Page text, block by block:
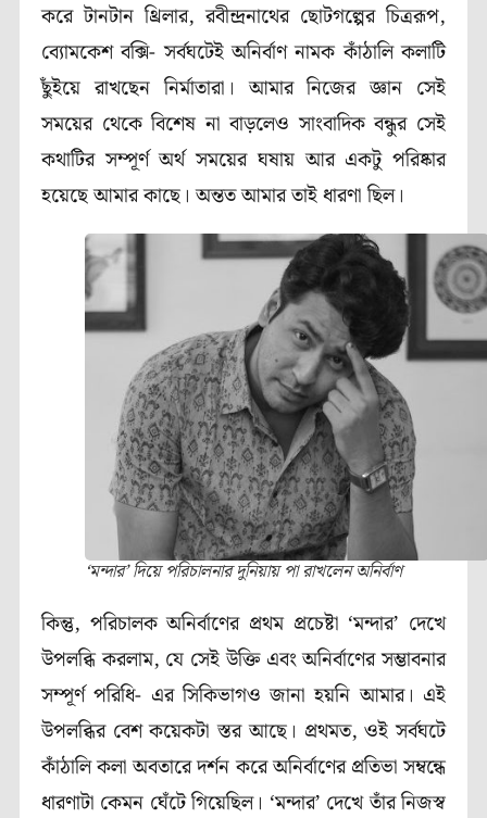
করে টানটান থ্রিলার, রবীন্দ্রনাথের ছোটগল্পের চিত্ররূপ,
ব্যোমকেশ বক্সি- সর্বঘটেই অনির্বাণ নামক কাঁঠালি কলাটি
ছুঁইয়ে রাখছেন নির্মাতারা। আমার নিজের জ্ঞান সেই
সময়ের থেকে বিশেষ না বাড়লেও সাংবাদিক বন্ধুর সেই
কথাটির সম্পূর্ণ অর্থ সময়ের ঘষায় আর একটু পরিষ্কার
হয়েছে আমার কাছে। অন্তত আমার তাই ধারণা ছিল।
‘মন্দার’ দিয়ে পরিচালনার দুনিয়ায় পা রাখলেন অনির্বাণ
কিন্তু, পরিচালক অনির্বাণের প্রথম প্রচেষ্টা ‘মন্দার’ দেখে
উপলব্ধি করলাম, যে সেই উক্তি এবং অনির্বাণের সম্ভাবনার
সম্পূর্ণ পরিধি- এর সিকিভাগও জানা হয়নি আমার। এই
উপলব্ধির বেশ কয়েকটা স্তর আছে। প্রথমত, ওই সর্বঘটে
কাঁঠালি কলা অবতারে দর্শন করে অনির্বাণের প্রতিভা সম্বন্ধে
ধারণাটা কেমন ঘেঁটে গিয়েছিল। ‘মন্দার’ দেখে তাঁর নিজস্ব